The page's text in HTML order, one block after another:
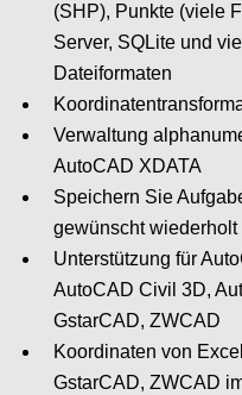
(SHP), Punkte (viele
Server, SQLite und
Dateiformaten
Verwaltung
AutoCAD XDATA
Speichern Sie
gewünscht
Unterstützung für
AutoCAD Civil 3D,
GstarCAD, ZWCAD
Koordinaten von
GstarCAD, ZWCAD